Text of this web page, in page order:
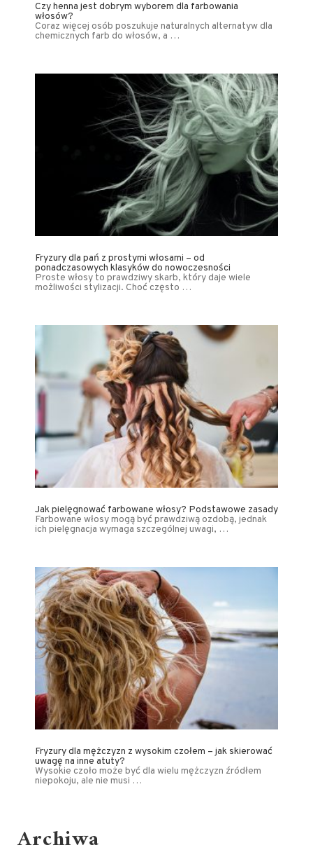
Czy henna jest dobrym wyborem dla farbowania
włosów?
Coraz więcej osób poszukuje naturalnych alternatyw dla
chemicznych farb do włosów, a …
Fryzury dla pań z prostymi włosami – od
ponadczasowych klasyków do nowoczesności
Proste włosy to prawdziwy skarb, który daje wiele
możliwości stylizacji. Choć często …
Jak pielęgnować farbowane włosy? Podstawowe zasady
Farbowane włosy mogą być prawdziwą ozdobą, jednak
ich pielęgnacja wymaga szczególnej uwagi, …
Fryzury dla mężczyzn z wysokim czołem – jak skierować
uwagę na inne atuty?
Wysokie czoło może być dla wielu mężczyzn źródłem
niepokoju, ale nie musi …
Archiwa